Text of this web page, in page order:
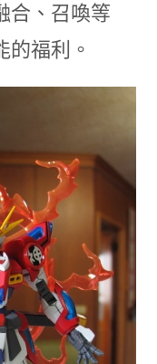
合、召喚等
的福利。